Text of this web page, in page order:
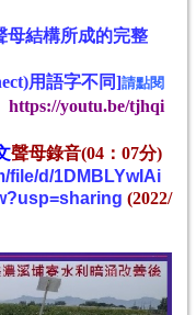
結構所成的完整
用語字不同]請點閱
https://youtu.be/tjhqi
聲母錄音(04：07分)
file/d/1DMBLYwIAi
(2022/